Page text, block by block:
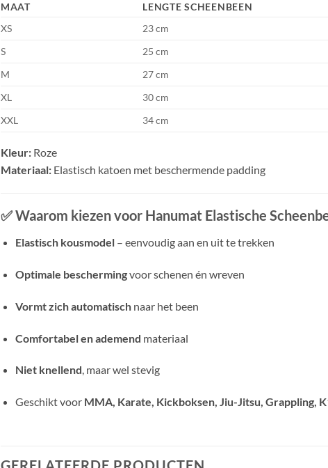
MAAT
LENGTE SCHEENBEEN
XS
23 cm
S
25 cm
M
27 cm
XL
30 cm
XXL
34 cm
Kleur: Roze
Materiaal: Elastisch katoen met beschermende padding
✅Waarom kiezen voor Hanumat Elastische
Elastisch kousmodel– eenvoudig aan en uit te trekken
Optimale beschermingvoor schenen én wreven
Vormt zich automatischnaar het been
Comfortabel en ademend materiaal
Niet knellend, maar wel stevig
Geschikt voor MMA, Karate, Kickboksen, Jiu-Jitsu, Grappling,